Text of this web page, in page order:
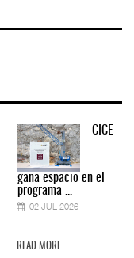
CICE
gana espacio en el
programa ...
02 JUL 2026
READ MORE